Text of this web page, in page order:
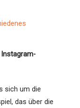
sich um die
das über die